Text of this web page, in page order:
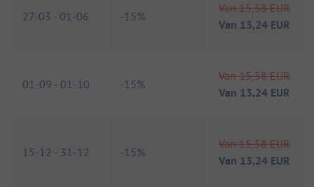
27-03 - 01-06 -15%
Van 15,58 EUR
Van 13,24 EUR
01-09 - 01-10 -15%
Van 15,58 EUR
Van 13,24 EUR
15-12 - 31-12 -15%
Van 15,58 EUR
Van 13,24 EUR